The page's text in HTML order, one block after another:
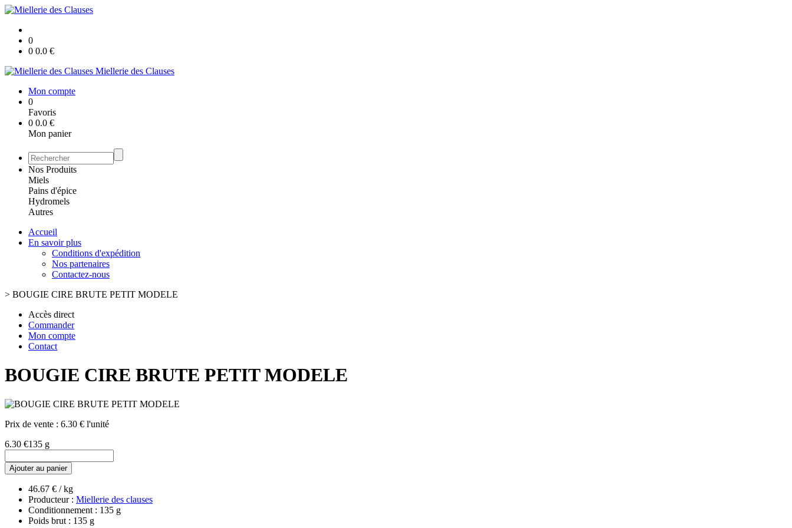
0
0 0.0 €
Miellerie des Clauses
Mon compte
0
Favoris
0 0.0 €
Mon panier
Nos Produits
Miels
Pains d'épice
Hydromels
Autres
Accueil
En savoir plus
Conditions d'expédition
Nos partenaires
Contactez-nous
> BOUGIE CIRE BRUTE PETIT MODELE
Accès direct
Commander
Mon compte
Contact
BOUGIE CIRE BRUTE PETIT MODELE
Prix de vente : 6.30 € l'unité
6.30 €135 g
Ajouter au panier
46.67 € / kg
Producteur : Miellerie des clauses
Conditionnement : 135 g
Poids brut : 135 g